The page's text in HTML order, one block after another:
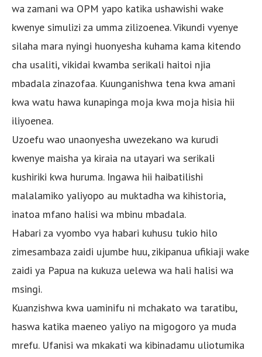
wa zamani wa OPM yapo katika ushawishi wake
kwenye simulizi za umma zilizoenea. Vikundi vyenye
silaha mara nyingi huonyesha kuhama kama kitendo
cha usaliti, vikidai kwamba serikali haitoi njia
mbadala zinazofaa. Kuunganishwa tena kwa amani
kwa watu hawa kunapinga moja kwa moja hisia hii
iliyoenea.
Uzoefu wao unaonyesha uwezekano wa kurudi
kwenye maisha ya kiraia na utayari wa serikali
kushiriki kwa huruma. Ingawa hii haibatilishi
malalamiko yaliyopo au muktadha wa kihistoria,
inatoa mfano halisi wa mbinu mbadala.
Habari za vyombo vya habari kuhusu tukio hilo
zimesambaza zaidi ujumbe huu, zikipanua ufikiaji wake
zaidi ya Papua na kukuza uelewa wa hali halisi wa
msingi.
Kuanzishwa kwa uaminifu ni mchakato wa taratibu,
haswa katika maeneo yaliyo na migogoro ya muda
mrefu. Ufanisi wa mkakati wa kibinadamu uliotumika